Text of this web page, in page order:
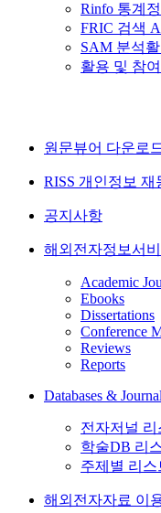
Rinfo 통계
FRIC 검색
SAM 분석
활용 및 참
원문뷰어 다운로
RISS 개인정보 재
공지사항
해외전자정보서
Academic
Ebooks
Dissertations
Conference
Reviews
Reports
Databases &
전자저널 리
학술DB 리
주제별 리스
해외전자자료 이